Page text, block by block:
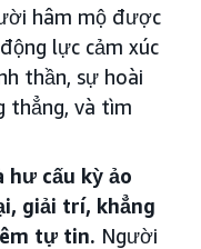
hâm mộ được
lực cảm xúc
thần, sự hoài
thẳng, và tìm
hư cấu kỳ ảo
giải trí, khẳng
tự tin. Người